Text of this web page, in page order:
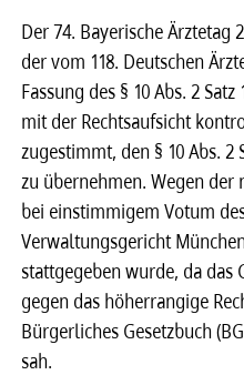
Der 74. Bayerische Ärztetag
der vom 118. Deutschen
Fassung des § 10 Abs. 2
mit der Rechtsaufsicht
zugestimmt, den § 10 Abs.
zu übernehmen. Wegen
bei einstimmigem Votum
Verwaltungsgericht
stattgegeben wurde, da das
gegen das höherrangige
Bürgerliches Gesetzbuch
sah.